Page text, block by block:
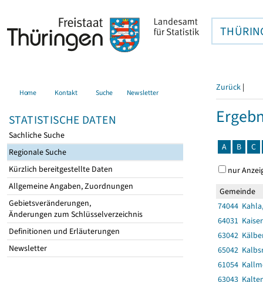
Home Kontakt Suche Newsletter
STATISTISCHE DATEN
Sachliche Suche
Regionale Suche
Kürzlich bereitgestellte Daten
Allgemeine Angaben, Zuordnungen
Gebietsveränderungen,
Änderungen zum Schlüsselverzeichnis
Definitionen und Erläuterungen
Newsletter
Zurück |
A B C
nur
Gemeinde
74044
64031
63042
65042
61054
63043